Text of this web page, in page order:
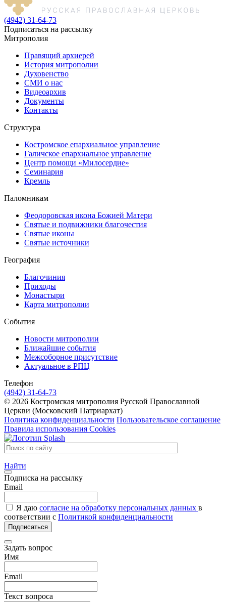
(4942) 31-64-73
Подписаться на рассылку
Митрополия
Правящий архиерей
История митрополии
Духовенство
СМИ о нас
Видеоархив
Документы
Контакты
Структура
Костромское епархиальное управление
Галичское епархиальное управление
Центр помощи «Милосердие»
Семинария
Кремль
Паломникам
Феодоровская икона Божией Матери
Святые и подвижники благочестия
Святые иконы
Святые источники
География
Благочиния
Приходы
Монастыри
Карта митрополии
События
Новости митрополии
Ближайшие события
Межсоборное присутствие
Актуальное в РПЦ
Телефон
(4942) 31-64-73
© 2026 Костромская митрополия Русской Православной
Церкви (Московский Патриархат)
Политика конфиденциальности Пользовательское соглашение
Правила использования Cookies
Найти
Подписка на рассылку
Email
Я даю согласие на обработку персональных данных в
соответствии с Политикой конфиденциальности
Подписаться
Задать вопрос
Имя
Email
Текст вопроса